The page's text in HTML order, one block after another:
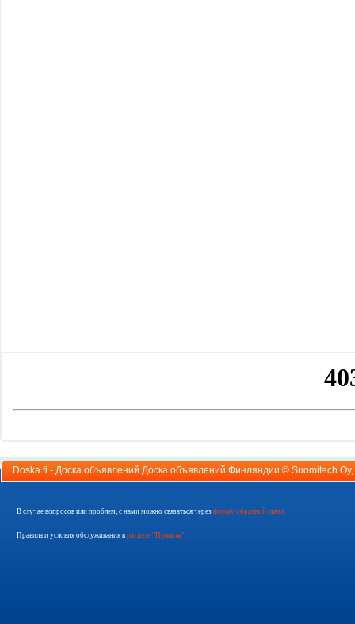
Doska.fi - Доска объявлений Доска объявлений Финляндии © Suomitech Oy
В случае вопросов или проблем, с нами можно связаться через форму обратной связи
Правила и условия обслуживания в разделе "Правила"